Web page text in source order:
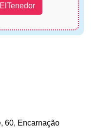
60, Encarnação